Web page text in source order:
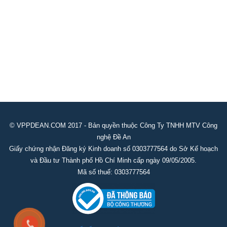
Súng bắn gỗ
© VPPDEAN.COM 2017 - Bản quyền thuộc Công Ty TNHH MTV Công
nghệ Đề An
Giấy chứng nhận Đăng ký Kinh doanh số 0303777564 do Sở Kế hoạch
và Đầu tư Thành phố Hồ Chí Minh cấp ngày 09/05/2005.
Mã số thuế: 0303777564